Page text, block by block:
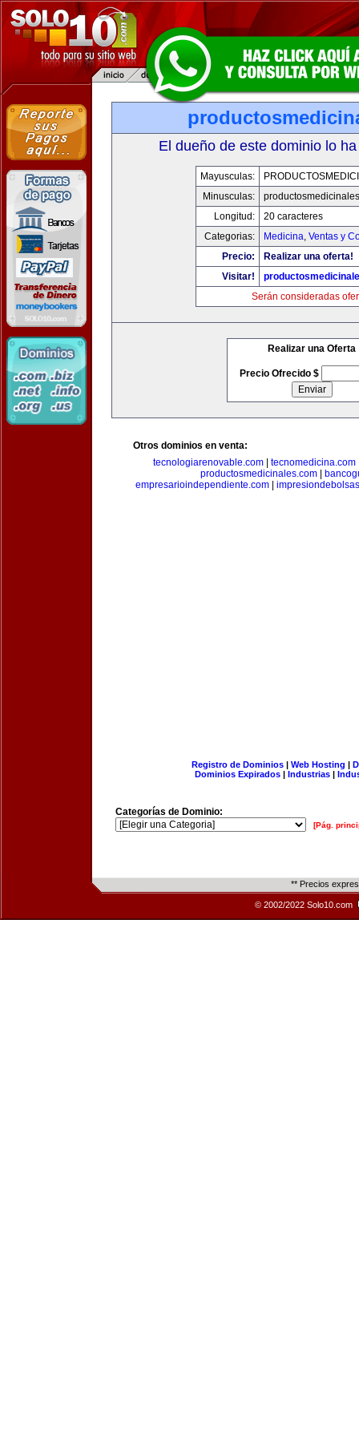
El dueño de este dominio lo
Mayusculas:
Minusculas:
Longitud:
20 caracteres
Categorias:
Medicina, Ventas y
Precio:
Realizar una oferta!
Visitar!
Serán consideradas
Realizar una Oferta
Precio Ofrecido $
Otros dominios en venta:
tecnologiarenovable.com
tecnomedicina.com
productosmedicinales.com|
empresarioindependiente.com
Registro de Dominios| Web Hosting |
Dominios Expirados | Industrias |
Categorías de Dominio:
[Pág.
** Precios
© 2002/2022 Solo10.com